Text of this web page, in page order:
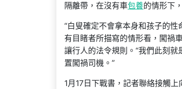
隔離帶，在沒有車包養的情形下
“白叟確定不會拿本身和孩子的
有目睹者所描寫的情形看，闖禍
讓行人的法令規則。“我們此刻
置闖禍司機。”
1月17日下戰書，記者聯絡接觸